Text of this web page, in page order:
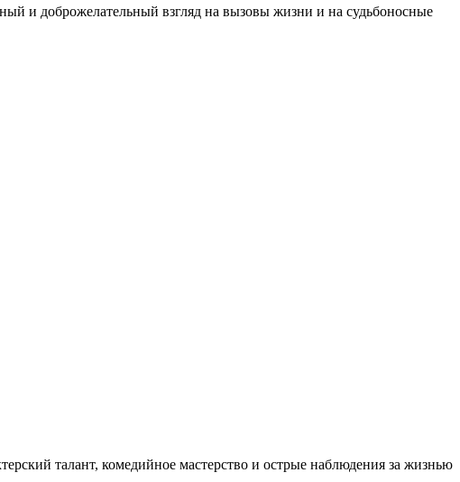
и доброжелательный взгляд на вызовы жизни и на судьбоносные
талант, комедийное мастерство и острые наблюдения за жизнью